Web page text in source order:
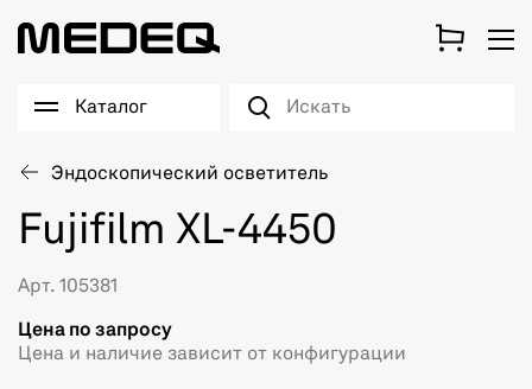
Каталог
Эндоскопический осветитель
Fujifilm XL-4450
Арт. 105381
Цена по запросу
Цена и наличие зависит от конфигурации